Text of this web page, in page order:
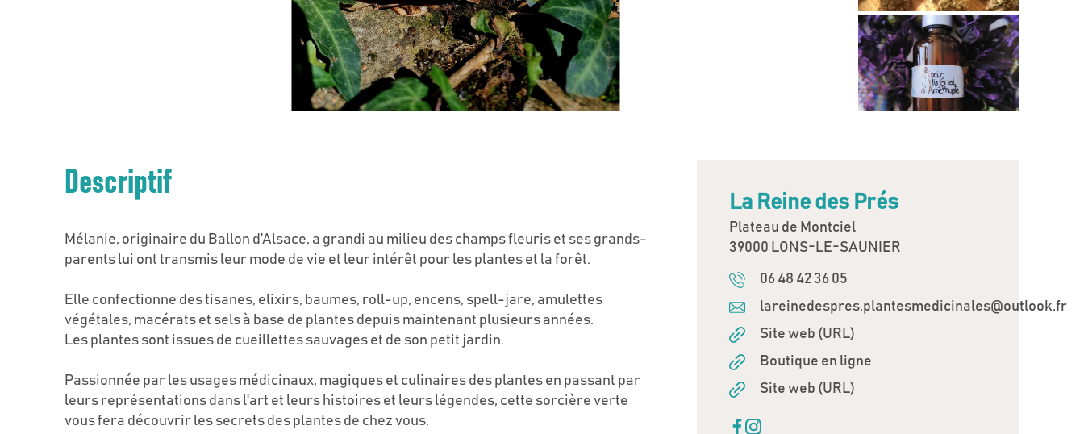
La Reine des Prés
Plateau de Montciel
39000 LONS-LE-SAUNIER
06 48 42 36 05
lareinedespres.plantesmedicinales@outlook.fr
Site web (URL)
Boutique en ligne
Site web (URL)
Descriptif
Mélanie, originaire du Ballon d'Alsace, a grandi au milieu des champs fleuris et ses grands-
parents lui ont transmis leur mode de vie et leur intérêt pour les plantes et la forêt.
Elle confectionne des tisanes, elixirs, baumes, roll-up, encens, spell-jare, amulettes
végétales, macérats et sels à base de plantes depuis maintenant plusieurs années.
Les plantes sont issues de cueillettes sauvages et de son petit jardin.
Passionnée par les usages médicinaux, magiques et culinaires des plantes en passant par
leurs représentations dans l'art et leurs histoires et leurs légendes, cette sorcière verte
vous fera découvrir les secrets des plantes de chez vous.